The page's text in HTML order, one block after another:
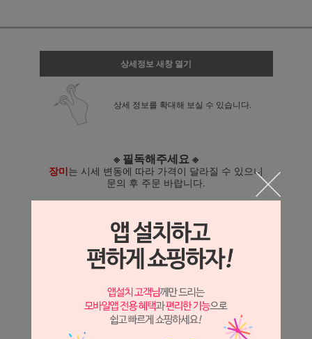
상세정보 새창 열기
상세 정보를 확대해 보실 수 있습니다.
※ 필독해주세요 ※
장미는 시세 변동에 따라 가격이 달라질 수 있으니
문의 후 주문 바랍니다.